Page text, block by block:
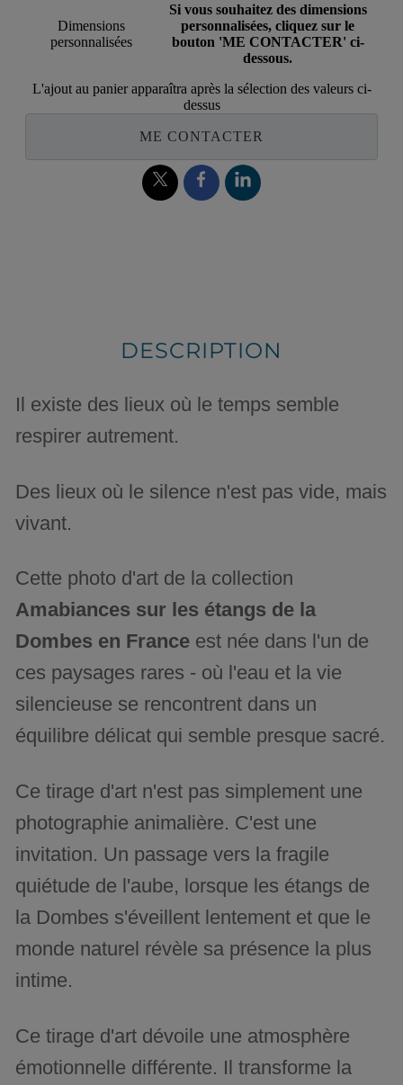
Dimensions
personnalisées
Si vous souhaitez des dimensions
personnalisées, cliquez sur le
bouton 'ME CONTACTER' ci-
dessous.
L'ajout au panier apparaîtra après la sélection des valeurs ci-
dessus
ME CONTACTER
DESCRIPTION
Il existe des lieux où le temps semble
respirer autrement.
Des lieux où le silence n'est pas vide, mais
vivant.
Cette photo d'art de la collection
Amabiances sur les étangs de la
Dombes en France est née dans l'un de
ces paysages rares - où l'eau et la vie
silencieuse se rencontrent dans un
équilibre délicat qui semble presque sacré.
Ce tirage d'art n'est pas simplement une
photographie animalière. C'est une
invitation. Un passage vers la fragile
quiétude de l'aube, lorsque les étangs de
la Dombes s'éveillent lentement et que le
monde naturel révèle sa présence la plus
intime.
Ce tirage d'art dévoile une atmosphère
émotionnelle différente. Il transforme la